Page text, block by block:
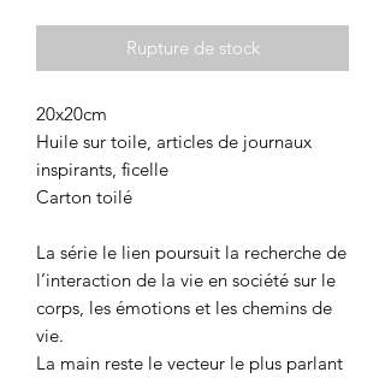
Rupture de stock
20x20cm
Huile sur toile, articles de journaux
inspirants, ficelle
Carton toilé
La série le lien poursuit la recherche de
l’interaction de la vie en société sur le
corps, les émotions et les chemins de
vie.
La main reste le vecteur le plus parlant